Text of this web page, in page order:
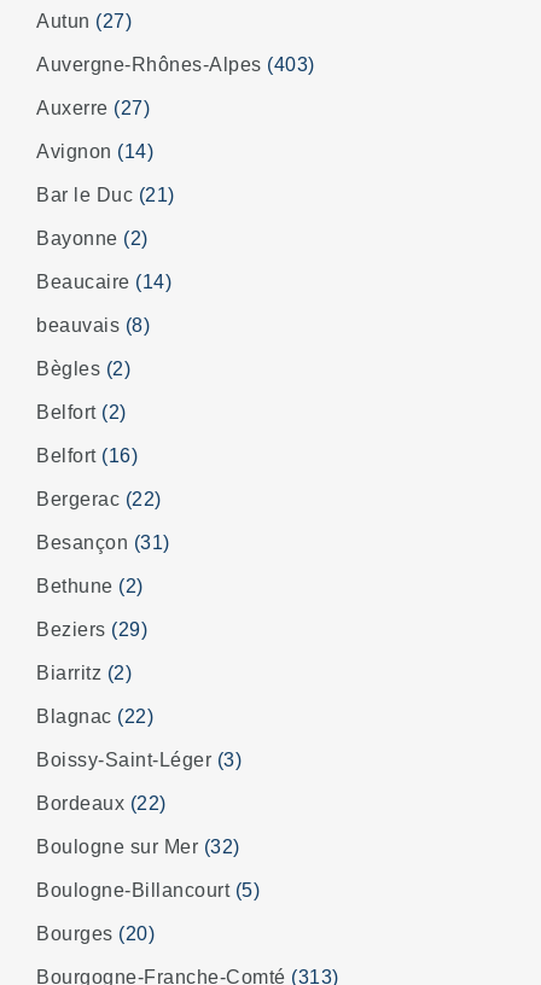
Autun (27)
Auvergne-Rhônes-Alpes (403)
Auxerre (27)
Avignon (14)
Bar le Duc (21)
Bayonne (2)
Beaucaire (14)
beauvais (8)
Bègles (2)
Belfort (2)
Belfort (16)
Bergerac (22)
Besançon (31)
Bethune (2)
Beziers (29)
Biarritz (2)
Blagnac (22)
Boissy-Saint-Léger (3)
Bordeaux (22)
Boulogne sur Mer (32)
Boulogne-Billancourt (5)
Bourges (20)
Bourgogne-Franche-Comté (313)